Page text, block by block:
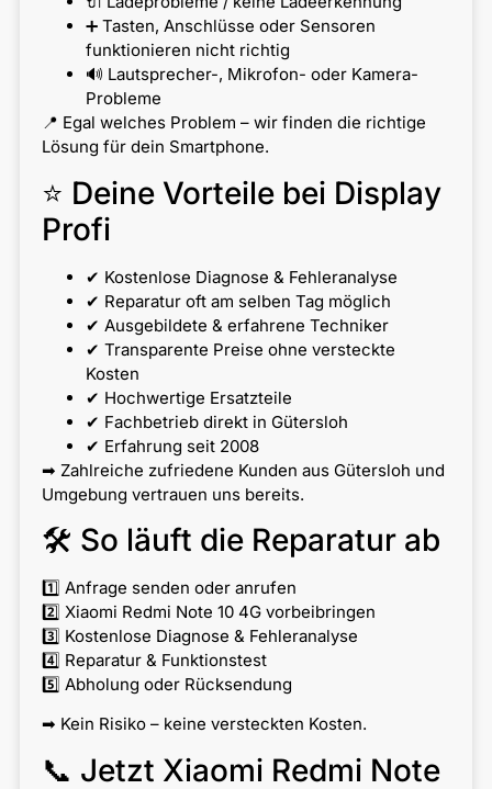
➕ Tasten, Anschlüsse oder Sensoren
funktionieren nicht richtig
🔊 Lautsprecher-, Mikrofon- oder Kamera-
Probleme
📍 Egal welches Problem – wir finden die richtige
Lösung für dein Smartphone.
⭐ Deine Vorteile bei Display
Profi
✔ Kostenlose Diagnose & Fehleranalyse
✔ Reparatur oft am selben Tag möglich
✔ Ausgebildete & erfahrene Techniker
✔ Transparente Preise ohne versteckte
Kosten
✔ Hochwertige Ersatzteile
✔ Fachbetrieb direkt in Gütersloh
✔ Erfahrung seit 2008
➡ Zahlreiche zufriedene Kunden aus Gütersloh und
Umgebung vertrauen uns bereits.
🛠 So läuft die Reparatur ab
1️⃣ Anfrage senden oder anrufen
2️⃣ Xiaomi Redmi Note 10 4G vorbeibringen
3️⃣ Kostenlose Diagnose & Fehleranalyse
4️⃣ Reparatur & Funktionstest
5️⃣ Abholung oder Rücksendung
➡ Kein Risiko – keine versteckten Kosten.
📞 Jetzt Xiaomi Redmi Note